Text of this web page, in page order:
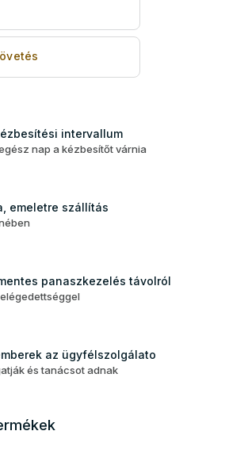
intervallum
nap a kézbesítőt várnia
emeletre szállítás
panaszkezelés távolról
az ügyfélszolgálato
és tanácsot adnak